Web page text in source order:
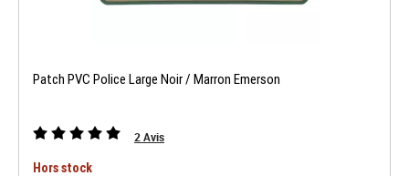
Patch PVC Police Large Noir / Marron Emerson
2Avis
Hors stock